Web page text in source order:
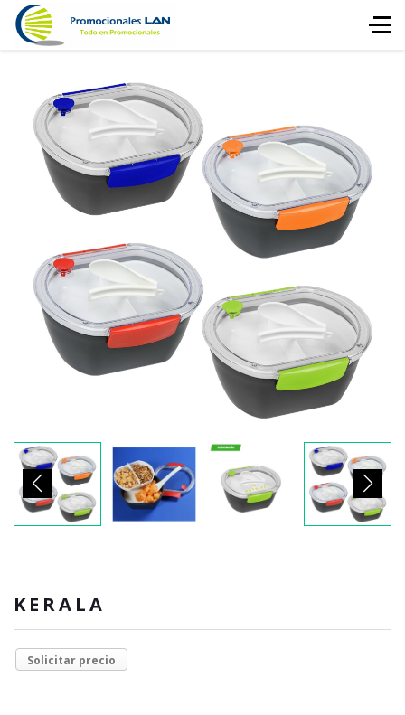
KERALA
Solicitar precio